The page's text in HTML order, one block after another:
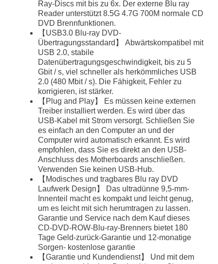
Ray-Discs mit bis zu 6x. Der externe Blu ray
Reader unterstützt 8.5G 4.7G 700M normale CD
DVD Brennfunktionen.
【USB3.0 Blu-ray DVD-
Übertragungsstandard】 Abwärtskompatibel mit
USB 2.0, stabile
Datenübertragungsgeschwindigkeit, bis zu 5
Gbit / s, viel schneller als herkömmliches USB
2.0 (480 Mbit / s). Die Fähigkeit, Fehler zu
korrigieren, ist stärker.
【Plug and Play】 Es müssen keine externen
Treiber installiert werden. Es wird über das
USB-Kabel mit Strom versorgt. Schließen Sie
es einfach an den Computer an und der
Computer wird automatisch erkannt. Es wird
empfohlen, dass Sie es direkt an den USB-
Anschluss des Motherboards anschließen.
Verwenden Sie keinen USB-Hub.
【Modisches und tragbares Blu ray DVD
Laufwerk Design】 Das ultradünne 9,5-mm-
Innenteil macht es kompakt und leicht genug,
um es leicht mit sich herumtragen zu lassen.
Garantie und Service nach dem Kauf dieses
CD-DVD-ROW-Blu-ray-Brenners bietet 180
Tage Geld-zurück-Garantie und 12-monatige
Sorgen- kostenlose garantie
【Garantie und Kundendienst】 Und mit dem